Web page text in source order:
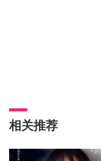
相关推荐